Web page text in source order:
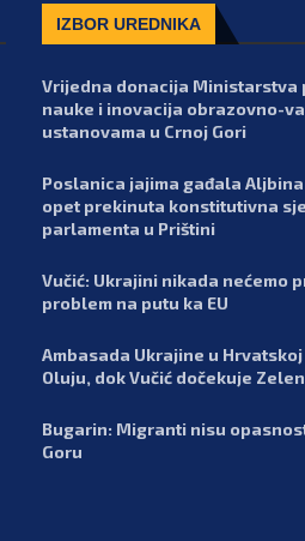
IZBOR UREDNIKA
Vrijedna donacija Ministarstva
nauke i inovacija obrazovno-
ustanovama u Crnoj Gori
Poslanica jajima gađala
opet prekinuta konstitutivna
parlamenta u Prištini
Vučić: Ukrajini nikada nećemo
problem na putu ka EU
Ambasada Ukrajine u
Oluju, dok Vučić dočekuje
Bugarin: Migranti nisu
Goru